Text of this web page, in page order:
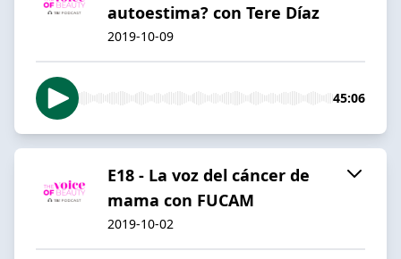
autoestima? con Tere Díaz
2019-10-09
45:06
E18 - La voz del cáncer de
mama con FUCAM
2019-10-02